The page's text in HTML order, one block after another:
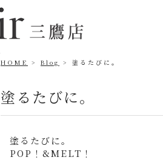
HOME Blog 塗るたびに。
塗るたびに。
塗るたびに。
POP！&MELT！